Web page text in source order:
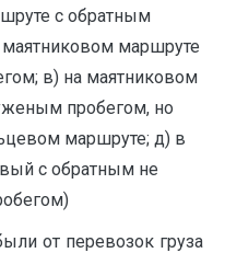
с обратным
маршруте
в) на маятниковом
пробегом, но
маршруте; д) в
с обратным не
от перевозок груза